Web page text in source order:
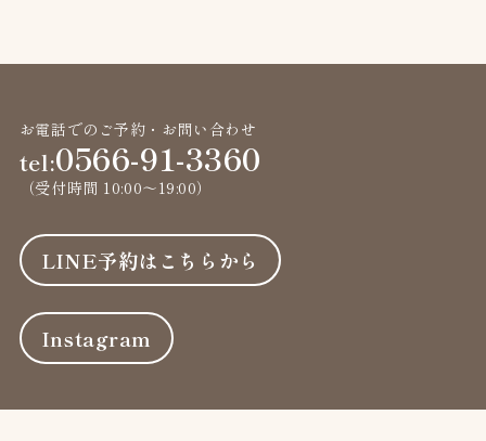
ー
ョ
ン
お電話でのご予約・お問い合わせ
tel:0566-91-3360
（受付時間 10:00〜19:00）
LINE予約はこちらから
Instagram